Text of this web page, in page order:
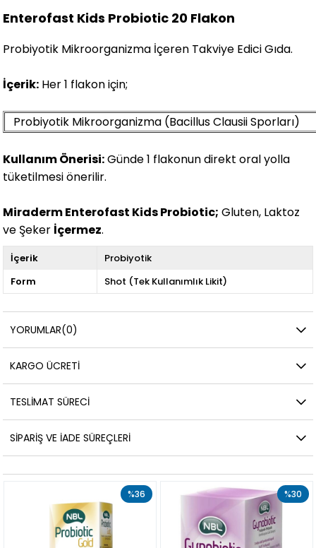
Enterofast Kids Probiotic 20 Flakon
Probiyotik Mikroorganizma İçeren Takviye Edici Gıda.
İçerik: Her 1 flakon için;
Probiyotik Mikroorganizma (Bacillus Clausii Sporları)
Kullanım Önerisi:Günde 1 flakonun direkt oral yolla
tüketilmesi önerilir.
Miraderm Enterofast Kids Probiotic; Gluten, Laktoz
ve Şeker İçermez.
İçerik
Probiyotik
Form
Shot (Tek Kullanımlık Likit)
YORUMLAR(0)
KARGO ÜCRETI
TESLIMAT SÜRECI
SIPARIŞ VE İADE SÜREÇLERI
%36 %30